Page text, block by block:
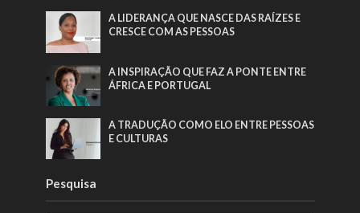
A LIDERANÇA QUE NASCE DAS RAÍZES E
CRESCE COM AS PESSOAS
A INSPIRAÇÃO QUE FAZ A PONTE ENTRE
ÁFRICA E PORTUGAL
A TRADUÇÃO COMO ELO ENTRE PESSOAS
E CULTURAS
Pesquisa